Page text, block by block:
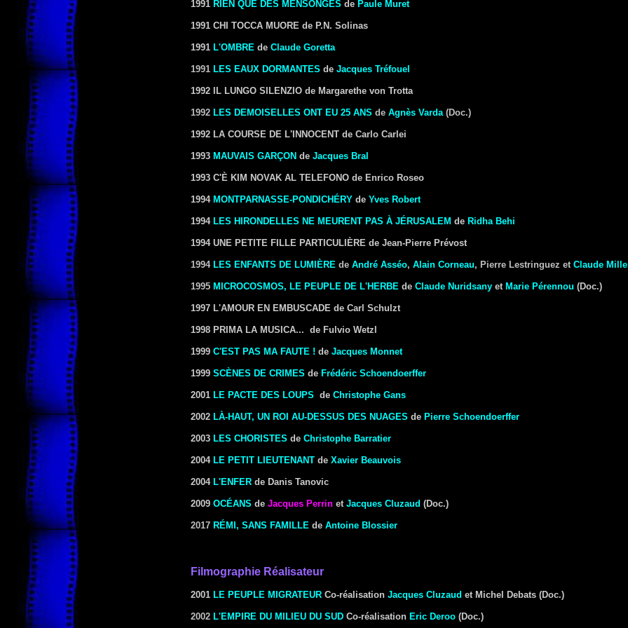
1991 RIEN QUE DES MENSONGES de Paule Muret
1991 CHI TOCCA MUORE de P.N. Solinas
1991 L'OMBRE de Claude Goretta
1991 LES EAUX DORMANTES de Jacques Tréfouel
1992 IL LUNGO SILENZIO de Margarethe von Trotta
1992 LES DEMOISELLES ONT EU 25 ANS de Agnès Varda(Doc.)
1992 LA COURSE DE L'INNOCENT de Carlo Carlei
1993 MAUVAIS GARÇON de Jacques Bral
1993 C'È KIM NOVAK AL TELEFONO de Enrico Roseo
1994 MONTPARNASSE-PONDICHÉRY de Yves Robert
1994 LES HIRONDELLES NE MEURENT PAS À JÉRUSALEM de Ridha Behi
1994 UNE PETITE FILLE PARTICULIÈRE de Jean-Pierre Prévost
1994 LES ENFANTS DE LUMIÈRE de André Asséo, Alain Corneau, Pierre Lestringuez et Claude
1995 MICROCOSMOS, LE PEUPLE DE L'HERBE de Claude Nuridsany et Marie Pérennou (Doc.)
1997 L'AMOUR EN EMBUSCADE de Carl Schulzt
1998 PRIMA LA MUSICA... de Fulvio Wetzl
1999 C'EST PAS MA FAUTE ! de Jacques Monnet
1999 SCÈNES DE CRIMES de Frédéric Schoendoerffer
2001 LE PACTE DES LOUPS de Christophe Gans
2002 LÀ-HAUT, UN ROI AU-DESSUS DES NUAGES de Pierre Schoendoerffer
2003 LES CHORISTES de Christophe Barratier
2004 LE PETIT LIEUTENANT de Xavier Beauvois
2004 L'ENFER de Danis Tanovic
2009 OCÉANS de Jacques Perrin et Jacques Cluzaud (Doc.)
2017 RÉMI, SANS FAMILLE de Antoine Blossier
Filmographie Réalisateur
2001 LE PEUPLE MIGRATEUR Co-réalisation Jacques Cluzaud et Michel Debats (Doc.)
2002 L'EMPIRE DU MILIEU DU SUD Co-réalisation Eric Deroo (Doc.)